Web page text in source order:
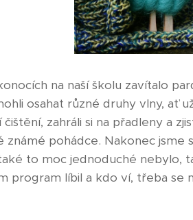
na naší školu zavítalo
osahat různé druhy vlny, ať
zahráli si na přadleny a
známé pohádce. Nakonec
to moc jednoduché nebylo,
program líbil a kdo ví, třeba se